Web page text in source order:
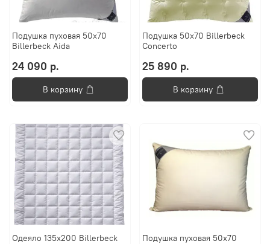
Подушка пуховая 50x70
Billerbeck Aida
24 090 р.
В корзину
Подушка 50x70 Billerbeck
Concerto
25 890 р.
В корзину
Одеяло 135х200 Billerbeck
Подушка пуховая 50x70